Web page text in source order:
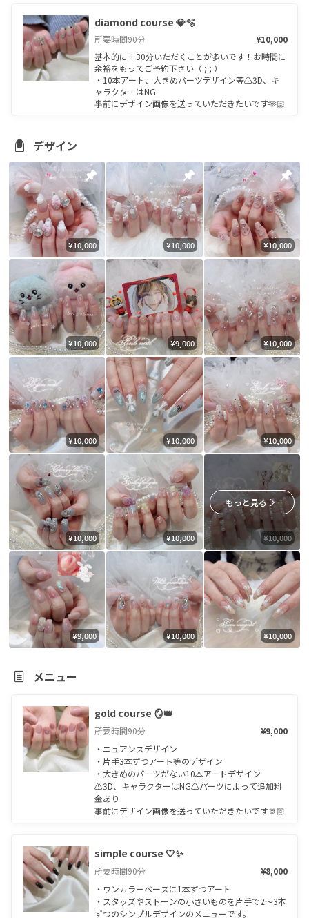
diamond course 💎🫧
所要時間90分
¥10,000
基本的に＋30分いただくことが多いです！お時間に
余裕をもってご予約下さい（ ; ; ）
・10本アート、大きめパーツデザイン等⚠︎3D、キ
ャラクターはNG
事前にデザイン画像を送っていただきたいです🫶🏻
デザイン
¥10,000 ¥10,000 ¥10,000
¥10,000 ¥9,000 ¥10,000
¥10,000 ¥10,000 ¥10,000
¥10,000 ¥10,000 ¥10,000
もっと見る
¥9,000 ¥10,000 ¥10,000
メニュー
gold course 🪞👑
所要時間90分
¥9,000
・ニュアンスデザイン
・片手3本ずつアート等のデザイン
・大きめのパーツがない10本アートデザイン
⚠︎3D、キャラクターはNG⚠︎パーツによって追加料
金あり
事前にデザイン画像を送っていただきたいです🫶🏻
simple course 🤍✨
所要時間90分
¥8,000
・ワンカラーベースに1本ずつアート
・スタッズやストーンの小さいものを片手で2〜3本
ずつのシンプルデザインのメニューです。